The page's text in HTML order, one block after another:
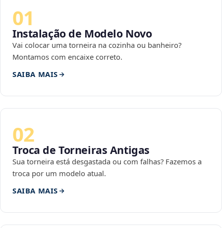
01
Instalação de Modelo Novo
Vai colocar uma torneira na cozinha ou banheiro?
Montamos com encaixe correto.
SAIBA MAIS
02
Troca de Torneiras Antigas
Sua torneira está desgastada ou com falhas? Fazemos a
troca por um modelo atual.
SAIBA MAIS